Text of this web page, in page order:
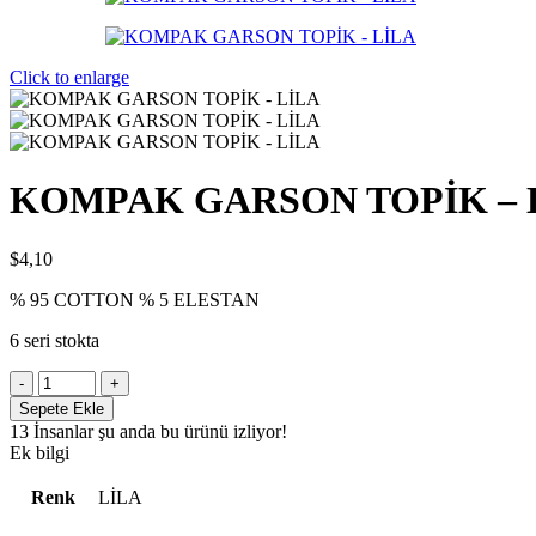
Click to enlarge
KOMPAK GARSON TOPİK –
$4,10
% 95 COTTON % 5 ELESTAN
6 seri stokta
KOMPAK
GARSON
TOPİK
-
LİLA
seri
Sepete Ekle
13 İnsanlar şu anda bu ürünü izliyor!
Ek bilgi
Renk LİLA